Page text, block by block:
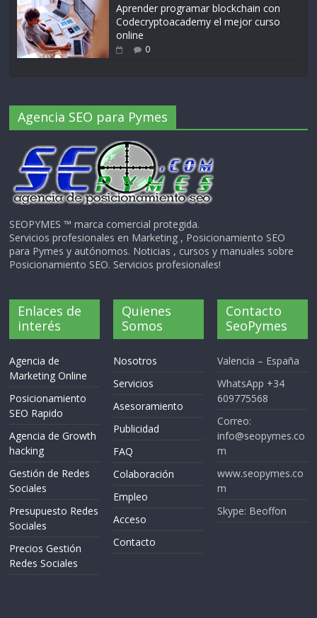
Aprender programar blockchain con
Codecryptoacademy el mejor curso
online
0
Agencia SEO para Pymes
SEOPYMES ™ marca comercial protegida.
Servicios profesionales en Marketing , Posicionamiento SEO
para Pymes y autónomos. Noticias , cursos y manuales sobre
Posicionamiento SEO. Servicios profesionales!
Enlaces de
interés
Agencia de
Marketing Online
Posicionamiento
SEO Rapido
Agencia de Growth
hacking
Gestión de Redes
Sociales
Presupuesto Redes
Sociales
Precios Gestión
Redes Sociales
Quienes
Somos
Nosotros
Servicios
Asesoramiento
Publicidad
FAQ
Colaboración
Empleo
Acceso
Contacto
Contacto
SeoPymes
Valencia – España
WhatsApp +34
609775568
Correo:
info@seopymes.co
m
www.seopymes.co
m
Skype: Beoffon